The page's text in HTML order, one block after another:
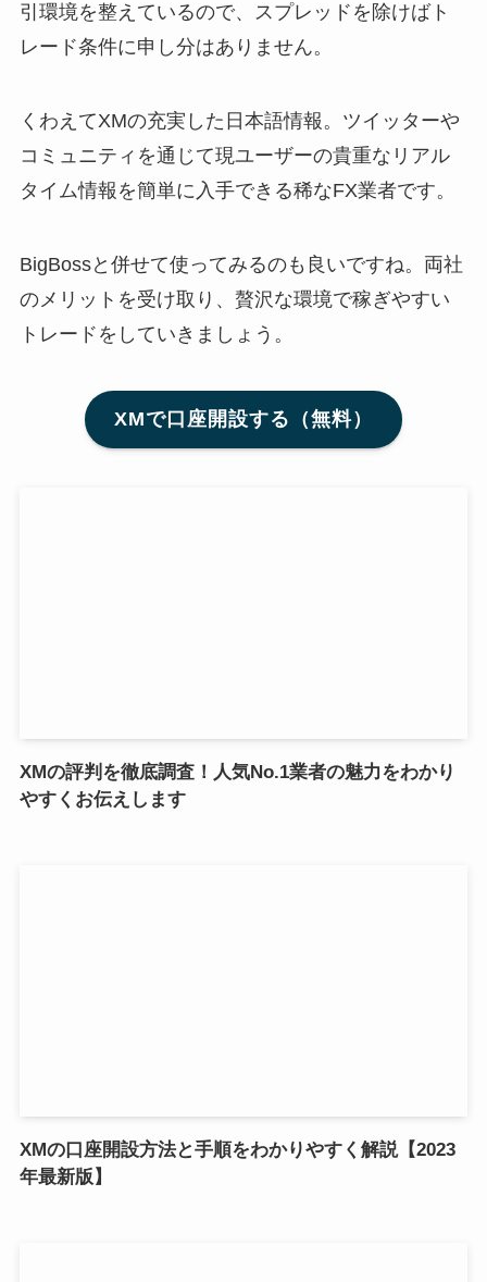
引環境を整えているので、スプレッドを除けばト
レード条件に申し分はありません。
くわえてXMの充実した日本語情報。ツイッターや
コミュニティを通じて現ユーザーの貴重なリアル
タイム情報を簡単に入手できる稀なFX業者です。
BigBossと併せて使ってみるのも良いですね。両社
のメリットを受け取り、贅沢な環境で稼ぎやすい
トレードをしていきましょう。
XMで口座開設する（無料）
XMの評判を徹底調査！人気No.1業者の魅力をわかり
やすくお伝えします
XMの口座開設方法と手順をわかりやすく解説【2023
年最新版】